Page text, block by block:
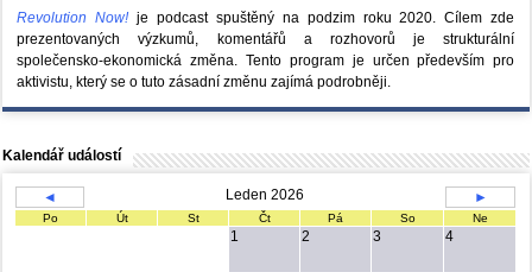
Revolution Now! je podcast spuštěný na podzim roku 2020.Cílem zde
prezentovaných výzkumů, komentářů a rozhovorů je strukturální
společensko-ekonomická změna. Tento program je určen především pro
aktivistu, který se o tuto zásadní změnu zajímá podrobněji.
Kalendář událostí
◄ Leden 2026 ►
Po Út St Čt Pá So Ne
1 2 3 4